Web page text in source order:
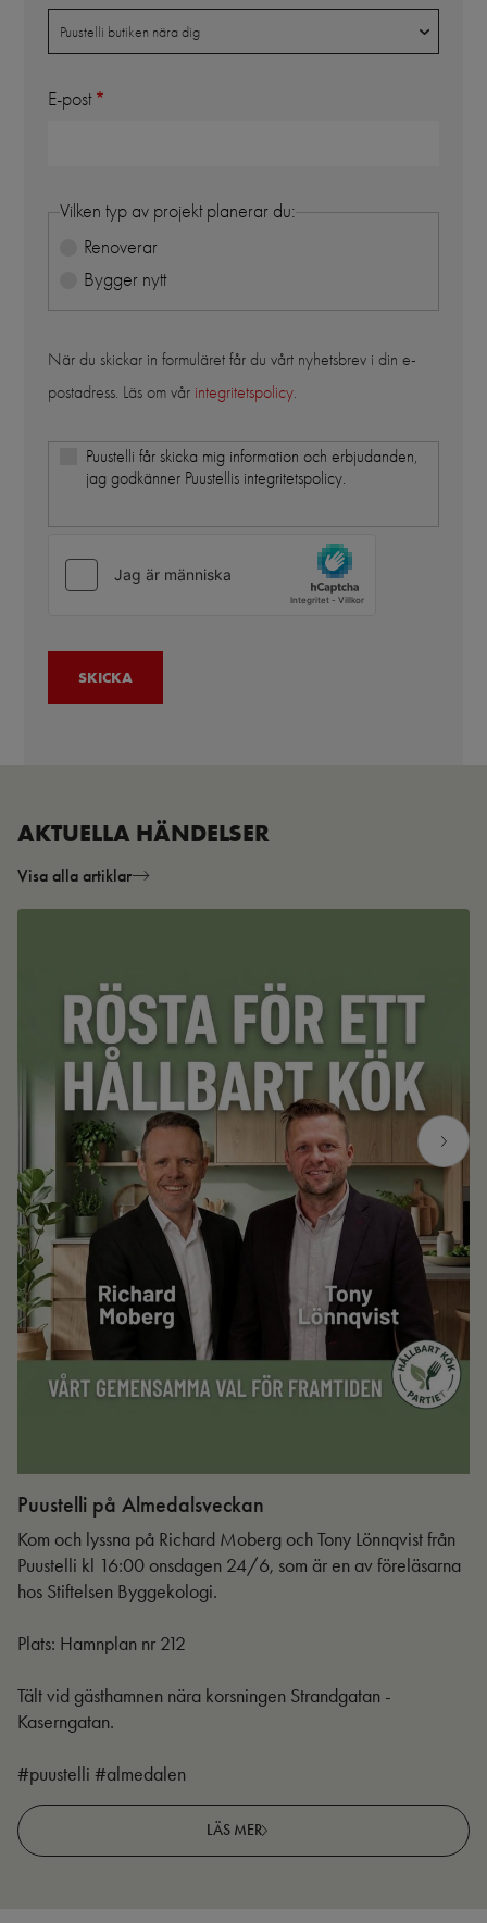
Puustelli butiken nära dig
E-post
Vilken typ av projekt planerar du:
Renoverar
Bygger nytt
När du skickar in formuläret får du vårt nyhetsbrev i din e-
postadress. Läs om vår integritetspolicy
Puustelli får skicka mig information och erbjudanden,
jag godkänner Puustellis integritetspolicy.
AKTUELLA HÄNDELSER
Visa alla artiklar
Puustelli på Almedalsveckan
Kom och lyssna på Richard Moberg och Tony Lönnqvist från
Puustelli kl 16:00 onsdagen 24/6, som är en av föreläsarna
hos Stiftelsen Byggekologi.
Plats: Hamnplan nr 212
Tält vid gästhamnen nära korsningen Strandgatan -
Kaserngatan.
#puustelli #almedalen
LÄS MER